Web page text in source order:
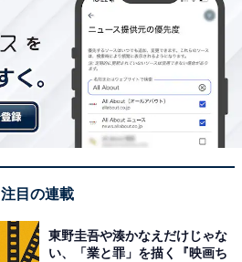
注目の連載
東野圭吾や湊かなえだけじゃな
い、「業と罪」を描く『映画ち